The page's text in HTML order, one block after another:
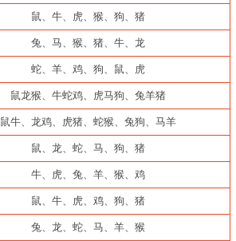
鼠、牛、虎、猴、狗、猪
兔、马、猴、猪、牛、龙
蛇、羊、鸡、狗、鼠、虎
鼠龙猴、牛蛇鸡、虎马狗、兔羊猪
鼠牛、龙鸡、虎猪、蛇猴、兔狗、马羊
鼠、龙、蛇、马、狗、猪
牛、虎、兔、羊、猴、鸡
鼠、牛、虎、鸡、狗、猪
兔、龙、蛇、马、羊、猴